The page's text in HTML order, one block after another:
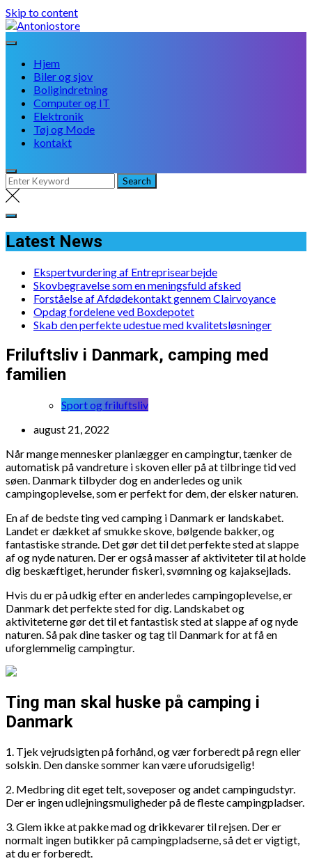
Skip to content
Hjem
Biler og sjov
Boligindretning
Computer og IT
Elektronik
Tøj og Mode
kontakt
Latest News
Ekspertvurdering af Entreprisearbejde
Skovbegravelse som en meningsfuld afsked
Forståelse af Afdødekontakt gennem Clairvoyance
Opdag fordelene ved Boxdepotet
Skab den perfekte udestue med kvalitetsløsninger
Friluftsliv i Danmark, camping med
familien
Sport og friluftsliv
august 21, 2022
Når mange mennesker planlægger en campingtur, tænker de
automatisk på vandreture i skoven eller på at tilbringe tid ved
søen. Danmark tilbyder dog en anderledes og unik
campingoplevelse, som er perfekt for dem, der elsker naturen.
En af de bedste ting ved camping i Danmark er landskabet.
Landet er dækket af smukke skove, bølgende bakker, og
fantastiske strande. Det gør det til det perfekte sted at slappe
af og nyde naturen. Der er også masser af aktiviteter til at holde
dig beskæftiget, herunder fiskeri, svømning og kajaksejlads.
Hvis du er på udkig efter en anderledes campingoplevelse, er
Danmark det perfekte sted for dig. Landskabet og
aktiviteterne gør det til et fantastisk sted at slappe af og nyde
naturen. Så pak dine tasker og tag til Danmark for at få en
uforglemmelig campingtur.
Ting man skal huske på camping i
Danmark
1. Tjek vejrudsigten på forhånd, og vær forberedt på regn eller
solskin. Den danske sommer kan være uforudsigelig!
2. Medbring dit eget telt, soveposer og andet campingudstyr.
Der er ingen udlejningsmuligheder på de fleste campingpladser.
3. Glem ikke at pakke mad og drikkevarer til rejsen. Der er
normalt ingen butikker på campingpladserne, så det er vigtigt,
at du er forberedt.